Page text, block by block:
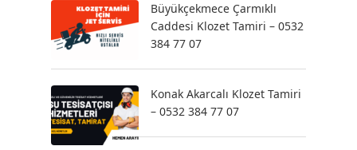
Büyükçekmece Çarmıklı
Caddesi Klozet Tamiri – 0532
384 77 07
Konak Akarcalı Klozet Tamiri
– 0532 384 77 07